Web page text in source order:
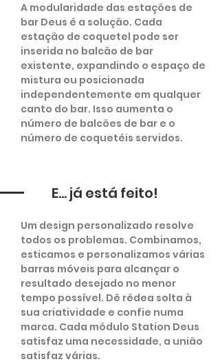
A modularidade das estações de
bar Deus é a solução. Cada
estação de coquetel pode ser
inserida no balcão de bar
existente, expandindo o espaço de
mistura ou posicionada
independentemente em qualquer
canto do bar. Isso aumenta o
número de balcões de bar e o
número de coquetéis servidos.
E... já está feito!
Um design personalizado resolve
todos os problemas. Combinamos,
esticamos e personalizamos várias
barras móveis para alcançar o
resultado desejado no menor
tempo possível. Dê rédea solta à
sua criatividade e confie numa
marca. Cada módulo Station Deus
satisfaz uma necessidade, a união
satisfaz várias.